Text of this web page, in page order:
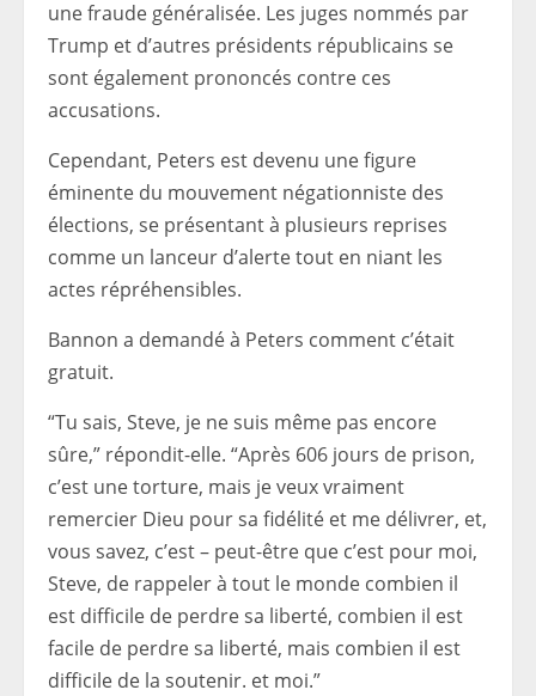
une fraude généralisée. Les juges nommés par
Trump et d’autres présidents républicains se
sont également prononcés contre ces
accusations.
Cependant, Peters est devenu une figure
éminente du mouvement négationniste des
élections, se présentant à plusieurs reprises
comme un lanceur d’alerte tout en niant les
actes répréhensibles.
Bannon a demandé à Peters comment c’était
gratuit.
“Tu sais, Steve, je ne suis même pas encore
sûre,” répondit-elle. “Après 606 jours de prison,
c’est une torture, mais je veux vraiment
remercier Dieu pour sa fidélité et me délivrer, et,
vous savez, c’est – peut-être que c’est pour moi,
Steve, de rappeler à tout le monde combien il
est difficile de perdre sa liberté, combien il est
facile de perdre sa liberté, mais combien il est
difficile de la soutenir. et moi.”